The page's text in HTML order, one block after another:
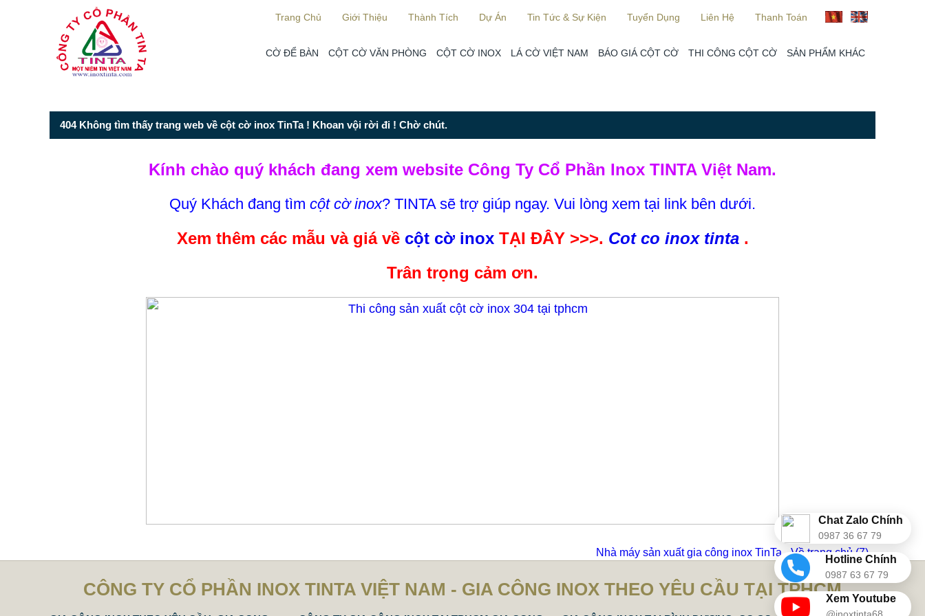
Trang Chủ Giới Thiệu Thành Tích Dự Án Tin Tức & Sự Kiện Tuyển Dụng Liên Hệ Thanh Toán
CỜ ĐỂ BÀN CỘT CỜ VĂN PHÒNG CỘT CỜ INOX LÁ CỜ VIỆT NAM BÁO GIÁ CỘT CỜ THI CÔNG CỘT CỜ SẢN PHẨM KHÁC
Từ mục này trở xuống là mã nguồn Zalo
Chat Zalo Chính
0987 36 67 79
Hotline Chính
0987 63 67 79
Xem Youtube
@inoxtinta68
404 Không tìm thấy trang web về cột cờ inox TinTa ! Khoan vội rời đi ! Chờ chút.
Kính chào quý khách đang xem website Công Ty Cổ Phần Inox TINTA Việt Nam.
Quý Khách đang tìm cột cờ inox? TINTA sẽ trợ giúp ngay. Vui lòng xem tại link bên dưới.
Xem thêm các mẫu và giá về cột cờ inoxTẠI ĐÂY >>>. Cot co inox tinta.
Trân trọng cảm ơn.
Nhà máy sản xuất gia công inox TinTa - Về trang chủ (6)
CÔNG TY CỔ PHẦN INOX TINTA VIỆT NAM - GIA CÔNG INOX THEO YÊU CẦU TẠI TPHCM